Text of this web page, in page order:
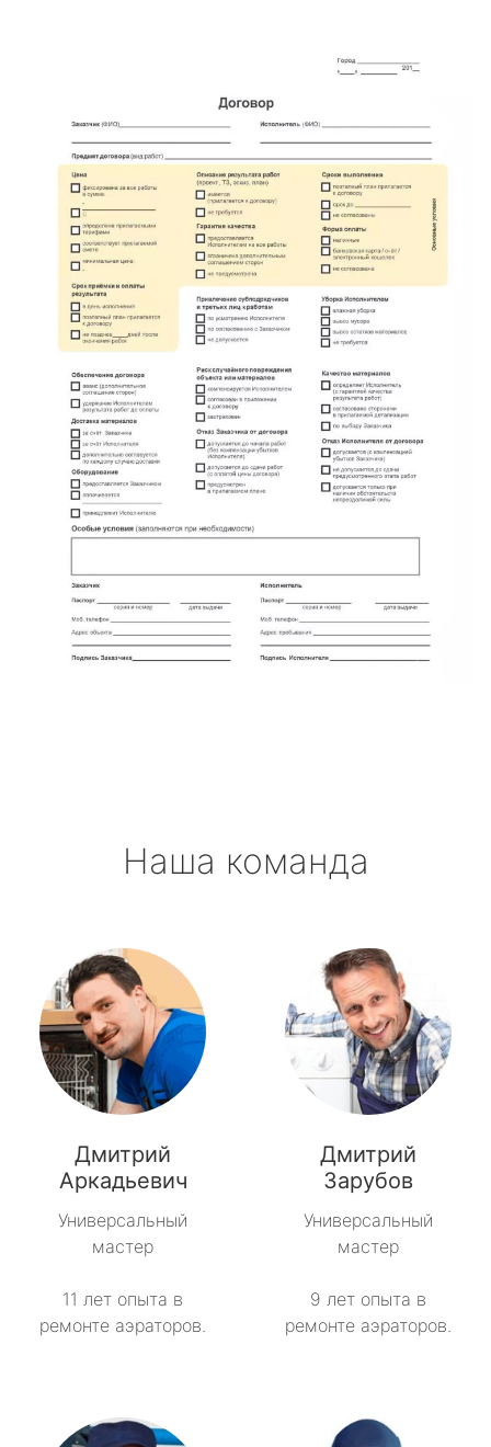
Наша команда
Дмитрий
Аркадьевич
Универсальный
мастер
11 лет опыта в
ремонте аэраторов.
Дмитрий
Зарубов
Универсальный
мастер
9 лет опыта в
ремонте аэраторов.